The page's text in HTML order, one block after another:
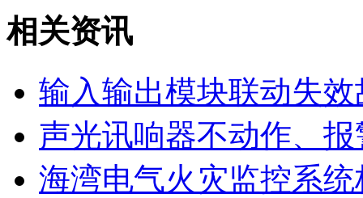
相关资讯
输入输出模块联动失效
声光讯响器不动作、
海湾电气火灾监控系